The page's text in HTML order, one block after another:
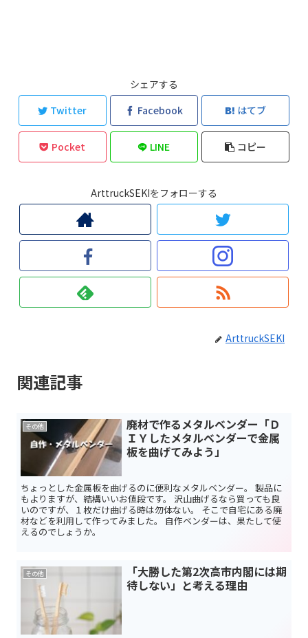
シェアする
Twitter
Facebook はてブ
Pocket LINE コピー
ArttruckSEKIをフォローする
ArttruckSEKI
関連記事
その他
廃材で作るメタルベンダー「Ｄ
ＩＹしたメタルベンダーで金属
板を曲げてみよう」
ちょっとした金属板を曲げるのに便利なメタルベンダー。 製品に
もよりますが、結構いいお値段です。 沢山曲げるなら買っても良
いのですが、１枚だけ曲げる時は勿体ない。 そこで自宅にある廃
材などを利用して作ってみました。 自作ベンダーは、果たして使
えるのでしょうか。
その他
「大勝した第2次高市内閣には期
待しない」と考える理由